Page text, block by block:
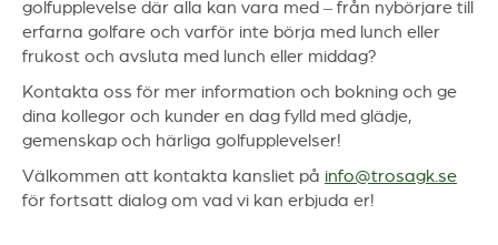
golfupplevelse där alla kan vara med – från nybörjare till
erfarna golfare och varför inte börja med lunch eller
frukost och avsluta med lunch eller middag?
Kontakta oss för mer information och bokning och ge
dina kollegor och kunder en dag fylld med glädje,
gemenskap och härliga golfupplevelser!
Välkommen att kontakta kansliet på info@trosagk.se
för fortsatt dialog om vad vi kan erbjuda er!